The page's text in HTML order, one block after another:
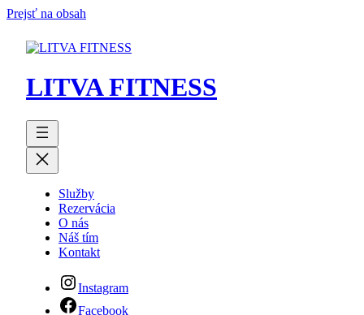
Prejsť na obsah
LITVA FITNESS
Služby
Rezervácia
O nás
Náš tím
Kontakt
Instagram
Facebook